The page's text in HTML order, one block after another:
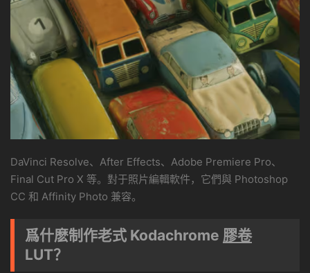
DaVinci Resolve、After Effects、Adobe Premiere Pro、
Final Cut Pro X 等。對于照片編輯軟件，它們與 Photoshop
CC 和 Affinity Photo 兼容。
爲什麽制作老式 Kodachrome 膠卷
LUT？